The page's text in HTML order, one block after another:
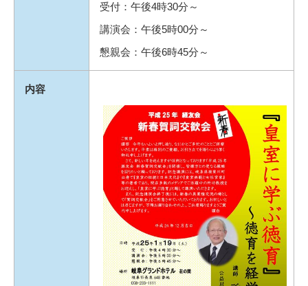
受付：午後4時30分～
講演会：午後5時00分～
懇親会：午後6時45分～
内容